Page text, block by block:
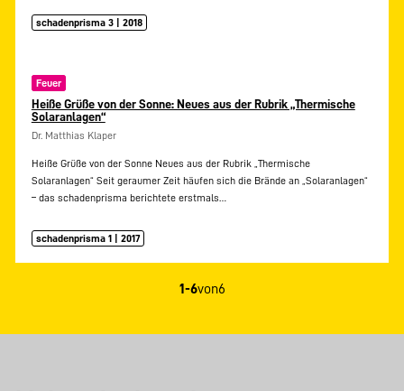
schadenprisma 3 | 2018
Feuer
Heiße Grüße von der Sonne: Neues aus der Rubrik „Thermische
Solaranlagen“
Dr. Matthias Klaper
Heiße Grüße von der Sonne Neues aus der Rubrik „Thermische
Solaranlagen“ Seit geraumer Zeit häufen sich die Brände an „Solaranlagen“
– das schadenprisma berichtete erstmals…
schadenprisma 1 | 2017
1-6von6